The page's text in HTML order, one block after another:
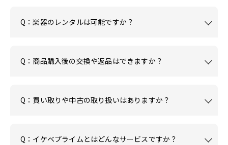
Q：楽器のレンタルは可能ですか？
Q：商品購入後の交換や返品はできますか？
Q：買い取りや中古の取り扱いはありますか？
Q：イケベプライムとはどんなサービスですか？